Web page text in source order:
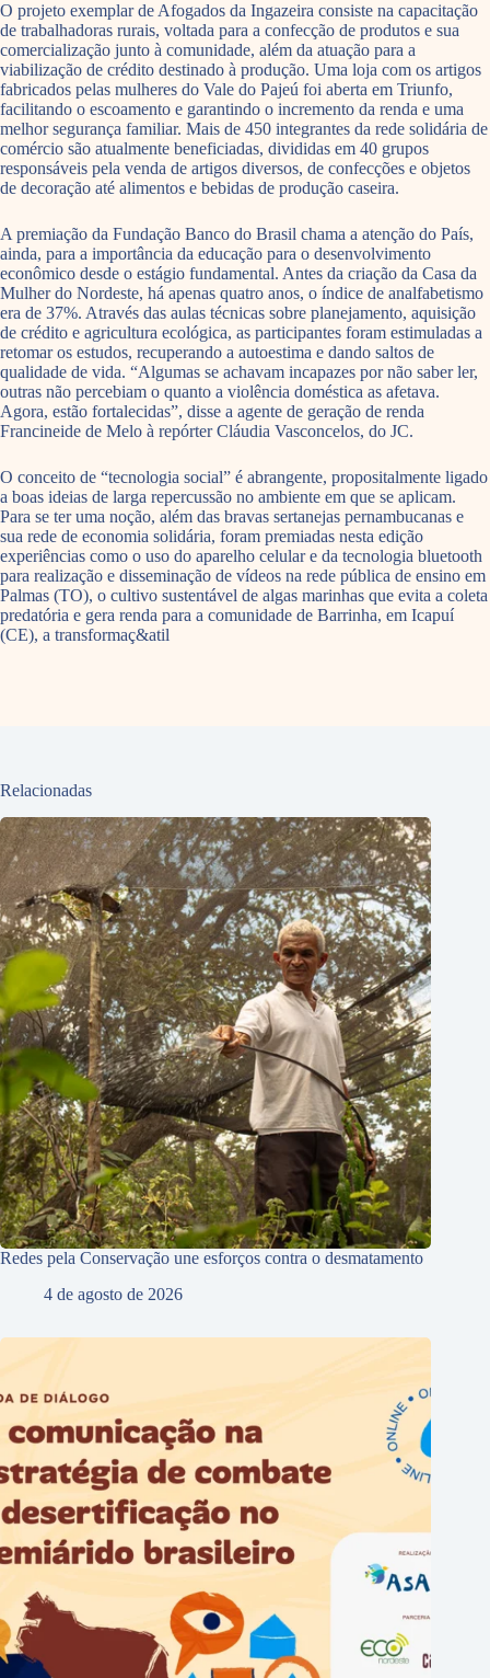
O projeto exemplar de Afogados da Ingazeira consiste na capacitação
de trabalhadoras rurais, voltada para a confecção de produtos e sua
comercialização junto à comunidade, além da atuação para a
viabilização de crédito destinado à produção. Uma loja com os artigos
fabricados pelas mulheres do Vale do Pajeú foi aberta em Triunfo,
facilitando o escoamento e garantindo o incremento da renda e uma
melhor segurança familiar. Mais de 450 integrantes da rede solidária de
comércio são atualmente beneficiadas, divididas em 40 grupos
responsáveis pela venda de artigos diversos, de confecções e objetos
de decoração até alimentos e bebidas de produção caseira.
A premiação da Fundação Banco do Brasil chama a atenção do País,
ainda, para a importância da educação para o desenvolvimento
econômico desde o estágio fundamental. Antes da criação da Casa da
Mulher do Nordeste, há apenas quatro anos, o índice de analfabetismo
era de 37%. Através das aulas técnicas sobre planejamento, aquisição
de crédito e agricultura ecológica, as participantes foram estimuladas a
retomar os estudos, recuperando a autoestima e dando saltos de
qualidade de vida. “Algumas se achavam incapazes por não saber ler,
outras não percebiam o quanto a violência doméstica as afetava.
Agora, estão fortalecidas”, disse a agente de geração de renda
Francineide de Melo à repórter Cláudia Vasconcelos, do JC.
O conceito de “tecnologia social” é abrangente, propositalmente ligado
a boas ideias de larga repercussão no ambiente em que se aplicam.
Para se ter uma noção, além das bravas sertanejas pernambucanas e
sua rede de economia solidária, foram premiadas nesta edição
experiências como o uso do aparelho celular e da tecnologia bluetooth
para realização e disseminação de vídeos na rede pública de ensino em
Palmas (TO), o cultivo sustentável de algas marinhas que evita a coleta
predatória e gera renda para a comunidade de Barrinha, em Icapuí
(CE), a transformaç&atil
Relacionadas
Redes pela Conservação une esforços contra o desmatamento
4 de agosto de 2026